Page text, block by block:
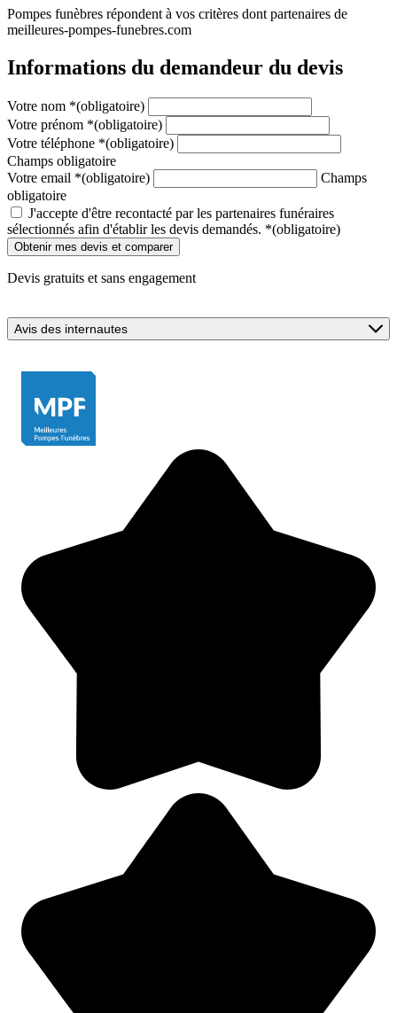
Pompes funèbres répondent à vos critères dont partenaires de
meilleures-pompes-funebres.com
Informations du demandeur du devis
Votre nom *(obligatoire)
Votre prénom *(obligatoire)
Votre téléphone *(obligatoire)
Champs obligatoire
Votre email *(obligatoire)
Champs
obligatoire
J'accepte d'être recontacté par les partenaires funéraires
sélectionnés afin d'établir les devis demandés. *(obligatoire)
Devis gratuits et sans engagement
Avis des internautes